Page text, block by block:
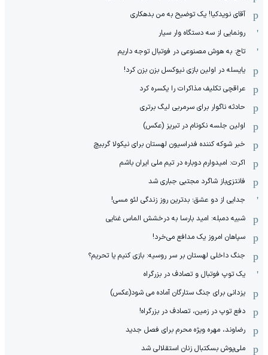
آقای نویدکیا! یک توضیح به من بدهکاری
رونمایی از سه دستگاه وار سیار
تاج: به هوش مصنوعی در فوتبال توجه داریم
یایسله در اولین بازی نیوکسل بزن بزن کرد!
عراقچی تکلیف مذاکرات را یکسره کرد
حادثه ناگوار برای سرمربی لیگ برتری
اولین جلسه نکونام در تبریز (عکس)
خبر شوکه کننده فدراسیون لهستان برای نیکولا گربیچ
اکرت: امیدوارم دوباره در تیم ملی ایران باشم
فانتزی‌باز شاگرد مجتبی جباری شد
جدایی از دو عشق؛ بدترین روز زندگی لئو مسی!
شبیه دمبله: امید بارسا به درخشش الماس غنایی
سپاهان امروز یک مدافع می‌خرد!
جنگ داخلی لهستان بر سر روسیه: بازی کنیم یا تحریم؟
یک توپ فوتبال و تصادف در بزرگراه
یزدانی برای جنگ ستارگان آماده می شود(عکس)
دفع توپ در زمین، تصادف در بزرگراه!
رضاوند، مهره ویژه محرم برای فصل جدید
ملی‌پوش بسکتبال زنان استقلالی شد